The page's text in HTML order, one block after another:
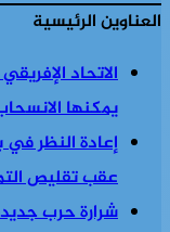
العناوين الرئيسية
الاتحاد
يمكنها
إعادة النظر في
عقب تقليص
شرارة حرب